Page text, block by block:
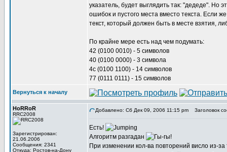
указатель, будет выглядить так: "дедеде". Но
ошибок и пустого места вместо текста. Если
текст, который должен быть в месте взятия,
По крайне мере есть над чем подумать:
42 (0100 0010) - 5 символов
40 (0100 0000) - 3 символа
4c (0100 1100) - 14 символов
77 (0111 0111) - 15 символов
Вернуться к началу
HoRRoR
RRC2008
Зарегистрирован:
21.06.2006
Сообщения: 2341
Откуда: Ростов-на-Дону
Добавлено: Сб Дек 09, 2006 11:15 pm Заголовок
Есть!
Алгоритм разгадан
При изменении кол-ва повторений висло из-